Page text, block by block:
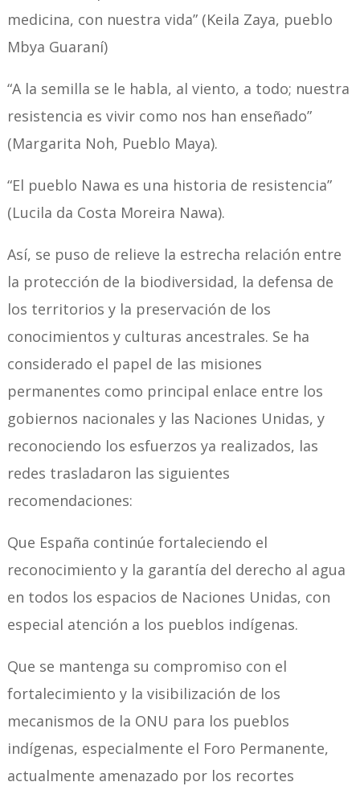
medicina, con nuestra vida” (Keila Zaya, pueblo
Mbya Guaraní)
“A la semilla se le habla, al viento, a todo; nuestra
resistencia es vivir como nos han enseñado”
(Margarita Noh, Pueblo Maya).
“El pueblo Nawa es una historia de resistencia”
(Lucila da Costa Moreira Nawa).
Así, se puso de relieve la estrecha relación entre
la protección de la biodiversidad, la defensa de
los territorios y la preservación de los
conocimientos y culturas ancestrales. Se ha
considerado el papel de las misiones
permanentes como principal enlace entre los
gobiernos nacionales y las Naciones Unidas, y
reconociendo los esfuerzos ya realizados, las
redes trasladaron las siguientes
recomendaciones:
Que España continúe fortaleciendo el
reconocimiento y la garantía del derecho al agua
en todos los espacios de Naciones Unidas, con
especial atención a los pueblos indígenas.
Que se mantenga su compromiso con el
fortalecimiento y la visibilización de los
mecanismos de la ONU para los pueblos
indígenas, especialmente el Foro Permanente,
actualmente amenazado por los recortes